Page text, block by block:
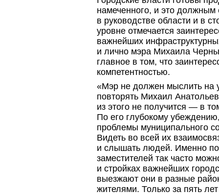
намеченного, и это
в руководстве области и в
уровне отмечается
важнейших
и лично мэра Михаила
главное в том, что
компетентностью.
«Мэр не должен мыслить на
повторять Михаил
из этого не получится — в
По его глубокому
проблемы муниципального
Видеть во всей их
и слышать людей. Именно
заместителей так часто
и стройках важнейших
выезжают они в разные
жителями. Только за пять